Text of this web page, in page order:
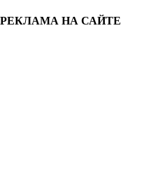
РЕКЛАМА НА САЙТЕ